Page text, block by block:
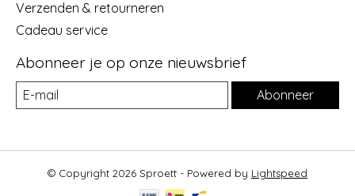
Verzenden & retourneren
Cadeau service
Abonneer je op onze nieuwsbrief
Abonneer
© Copyright 2026 Sproett - Powered by Lightspeed